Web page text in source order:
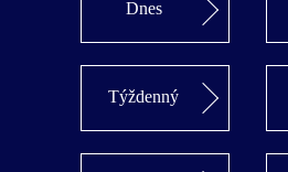
Dnes
Týždenný